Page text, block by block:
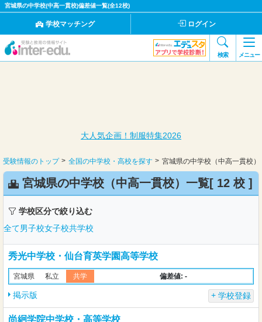
宮城県の中学校(中高一貫校)偏差値一覧(全12校)
学校マッチング ログイン
検索 メニュー
大人気企画！制服特集2026
受験情報のトップ 全国の中学校・高校を探す 宮城県の中学校（中高一貫校）
宮城県の中学校（中高一貫校）一覧[ 12 校 ]
学校区分で絞り込む
全て男子校女子校共学校
秀光中学校・仙台育英学園高等学校
宮城県 私立 共学 偏差値: -
掲示版 学校登録
尚絅学院中学校・高等学校